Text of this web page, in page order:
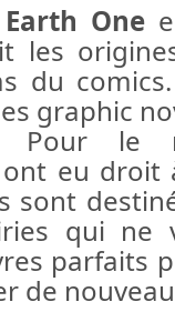
Earth One
les
du
graphic
Pour le
eu droit
sont
qui ne
parfaits
de